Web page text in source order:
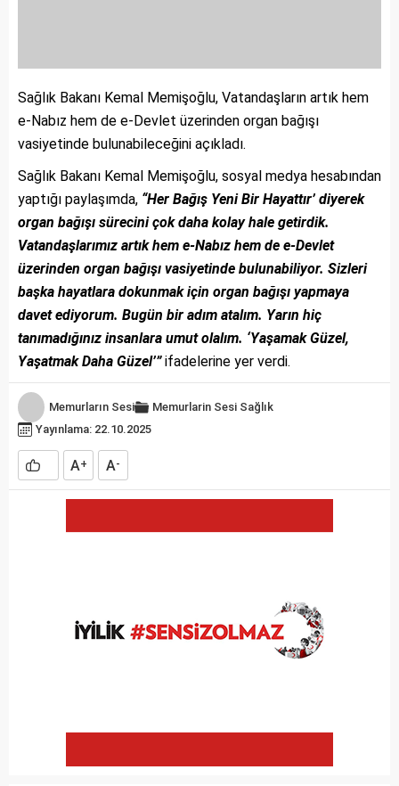
Sağlık Bakanı Kemal Memişoğlu, Vatandaşların artık hem
e-Nabız hem de e-Devlet üzerinden organ bağışı
vasiyetinde bulunabileceğini açıkladı.
Sağlık Bakanı Kemal Memişoğlu, sosyal medya hesabından
yaptığı paylaşımda, “Her Bağış Yeni Bir Hayattır’ diyerek
organ bağışı sürecini çok daha kolay hale getirdik.
Vatandaşlarımız artık hem e-Nabız hem de e-Devlet
üzerinden organ bağışı vasiyetinde bulunabiliyor. Sizleri
başka hayatlara dokunmak için organ bağışı yapmaya
davet ediyorum. Bugün bir adım atalım. Yarın hiç
tanımadığınız insanlara umut olalım. ‘Yaşamak Güzel,
Yaşatmak Daha Güzel’”ifadelerine yer verdi.
Memurların Sesi Memurlarin Sesi Sağlık
Yayınlama: 22.10.2025
A+ A-